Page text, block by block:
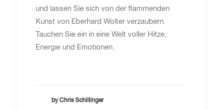
und lassen Sie sich von der flammenden
Kunst von Eberhard Wolter verzaubern.
Tauchen Sie ein in eine Welt voller Hitze,
Energie und Emotionen.
by Chris Schillinger